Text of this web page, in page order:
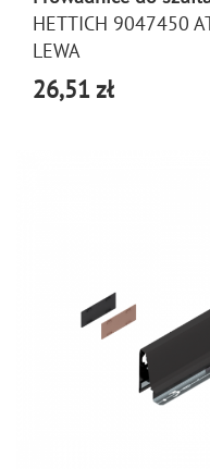
HETTICH 9047450
LEWA
26,51 zł